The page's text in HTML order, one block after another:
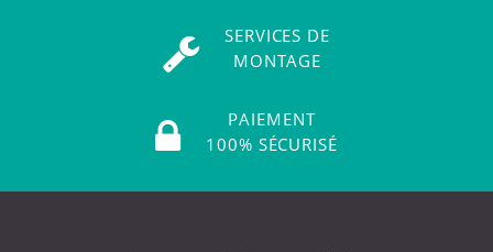
SERVICES DE
MONTAGE
PAIEMENT
100% SÉCURISÉ